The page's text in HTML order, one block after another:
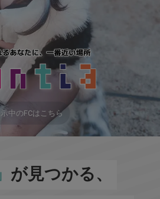
中のFCはこちら
が見つかる、